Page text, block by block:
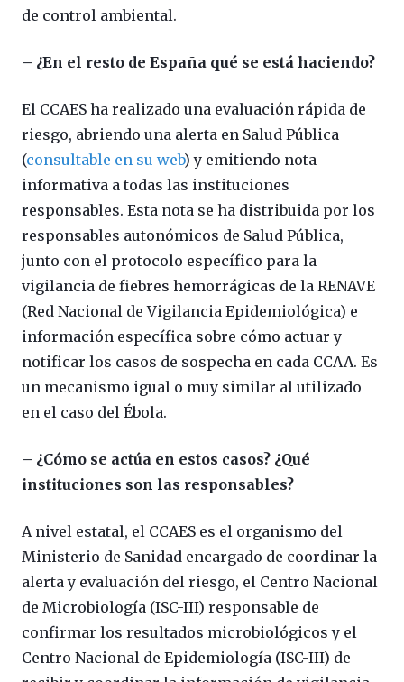
de control ambiental.
– ¿En el resto de España qué se está haciendo?
El CCAES ha realizado una evaluación rápida de
riesgo, abriendo una alerta en Salud Pública
(consultable en su web) y emitiendo nota
informativa a todas las instituciones
responsables. Esta nota se ha distribuida por los
responsables autonómicos de Salud Pública,
junto con el protocolo específico para la
vigilancia de fiebres hemorrágicas de la RENAVE
(Red Nacional de Vigilancia Epidemiológica) e
información específica sobre cómo actuar y
notificar los casos de sospecha en cada CCAA. Es
un mecanismo igual o muy similar al utilizado
en el caso del Ébola.
– ¿Cómo se actúa en estos casos? ¿Qué
instituciones son las responsables?
A nivel estatal, el CCAES es el organismo del
Ministerio de Sanidad encargado de coordinar la
alerta y evaluación del riesgo, el Centro Nacional
de Microbiología (ISC-III) responsable de
confirmar los resultados microbiológicos y el
Centro Nacional de Epidemiología (ISC-III) de